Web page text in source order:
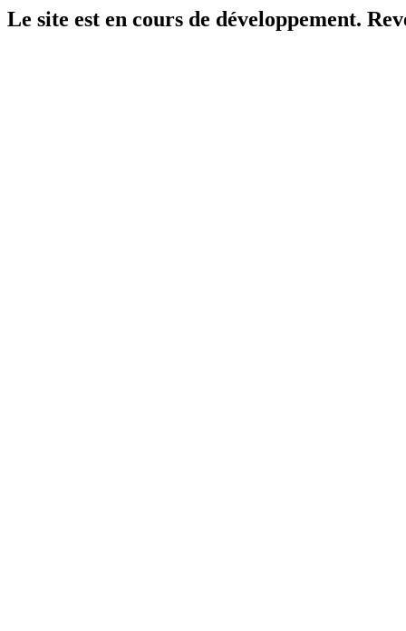
Le site est en cours de développement.